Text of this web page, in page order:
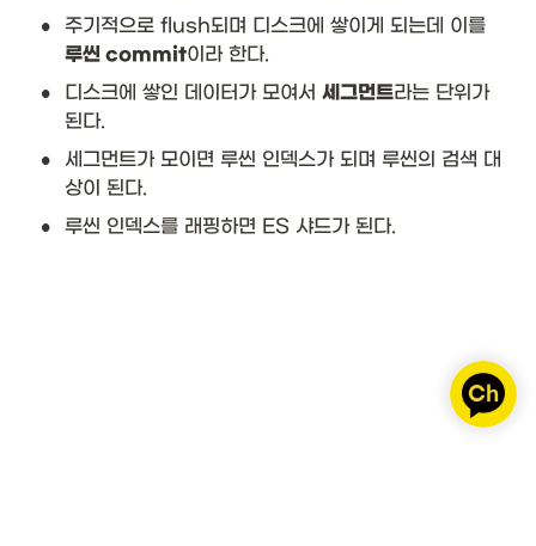
•
루씬 commit이라 한다.
• 디스크에 쌓인 데이터가 모여서 세그먼트라는 단위가
된다.
•
세그먼트가 모이면 루씬 인덱스가 되며 루씬의 검색 대
상이 된다.
• 루씬 인덱스를 래핑하면 ES 샤드가 된다.